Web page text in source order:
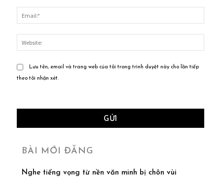
Lưu tên, email và trang web của tôi trong trình duyệt này cho lần tiếp
theo tôi nhận xét.
BÀI MỚI ĐĂNG
Nghe tiếng vọng từ nền văn minh bị chôn vùi